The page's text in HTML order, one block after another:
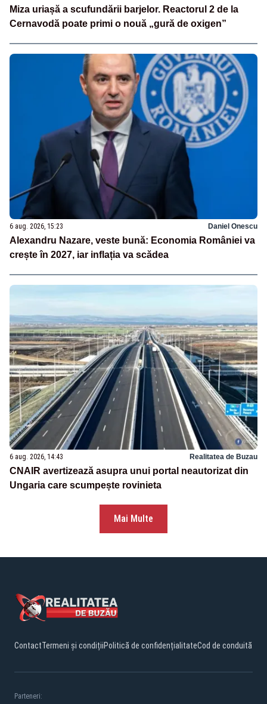
Miza uriașă a scufundării barjelor. Reactorul 2 de la
Cernavodă poate primi o nouă „gură de oxigen”
6 aug. 2026, 15:23 Daniel Onescu
Alexandru Nazare, veste bună: Economia României va
crește în 2027, iar inflația va scădea
6 aug. 2026, 14:43 Realitatea de Buzau
CNAIR avertizează asupra unui portal neautorizat din
Ungaria care scumpește rovinieta
Mai Multe
ContactTermeni și condițiiPolitică de confidențialitateCod de conduită
Parteneri: